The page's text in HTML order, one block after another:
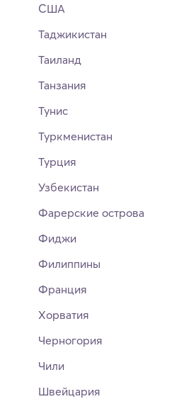
США
Таджикистан
Таиланд
Танзания
Тунис
Туркменистан
Турция
Узбекистан
Фарерские острова
Фиджи
Филиппины
Франция
Хорватия
Черногория
Чили
Швейцария